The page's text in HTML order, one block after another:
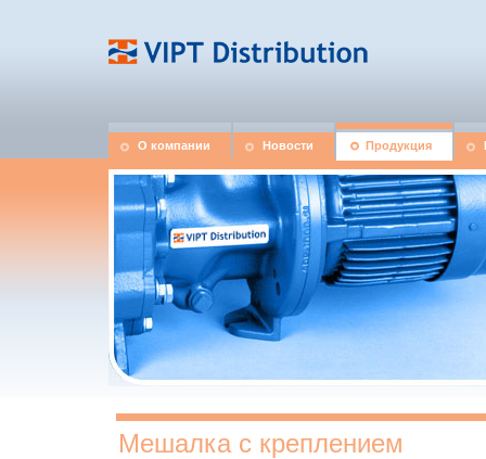
О компании Новости Продукция
Мешалка с креплением